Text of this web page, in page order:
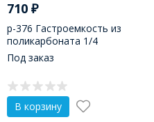
710 ₽
р-376 Гастроемкость из
поликарбоната 1/4
(265х162х150)
Под заказ
В корзину